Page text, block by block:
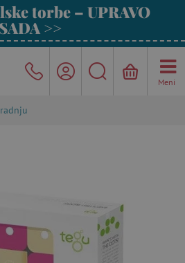
torbe – UPRAVO
SADA >>
Meni